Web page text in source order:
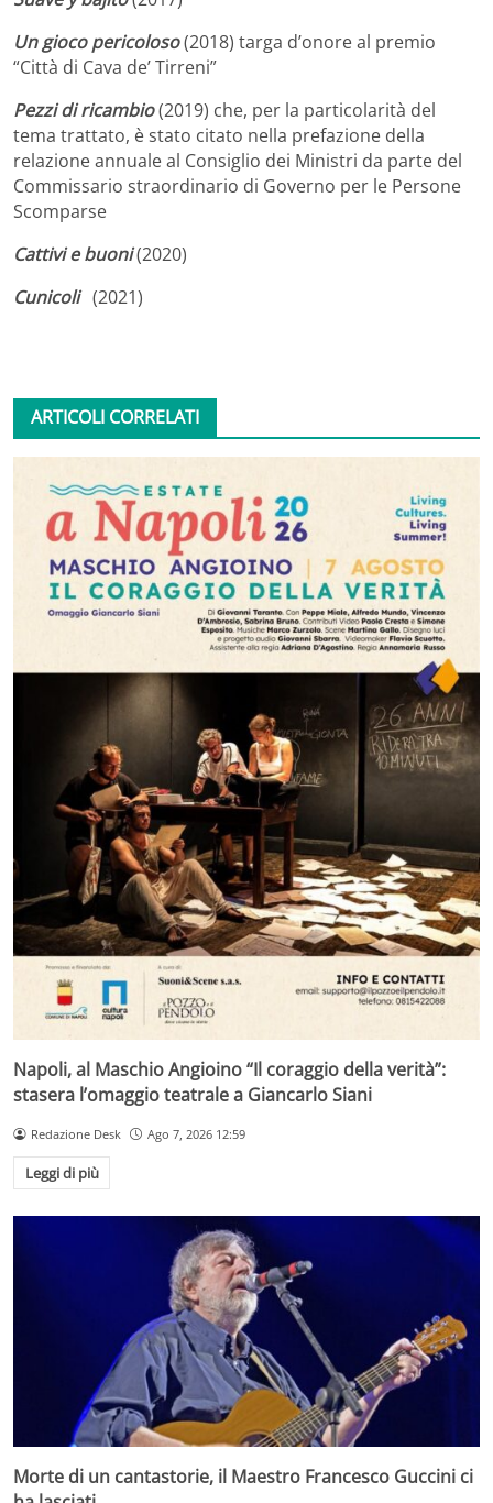
Un gioco pericoloso(2018) targa d’onore al premio
“Città di Cava de’ Tirreni”
Pezzi di ricambio(2019) che, per la particolarità del
tema trattato, è stato citato nella prefazione della
relazione annuale al Consiglio dei Ministri da parte del
Commissario straordinario di Governo per le Persone
Scomparse
Cattivi e buoni(2020)
Cunicoli (2021)
ARTICOLI CORRELATI
Napoli, al Maschio Angioino “Il coraggio della verità”:
stasera l’omaggio teatrale a Giancarlo Siani
Redazione Desk Ago 7, 2026 12:59
Leggi di più
Morte di un cantastorie, il Maestro Francesco Guccini ci